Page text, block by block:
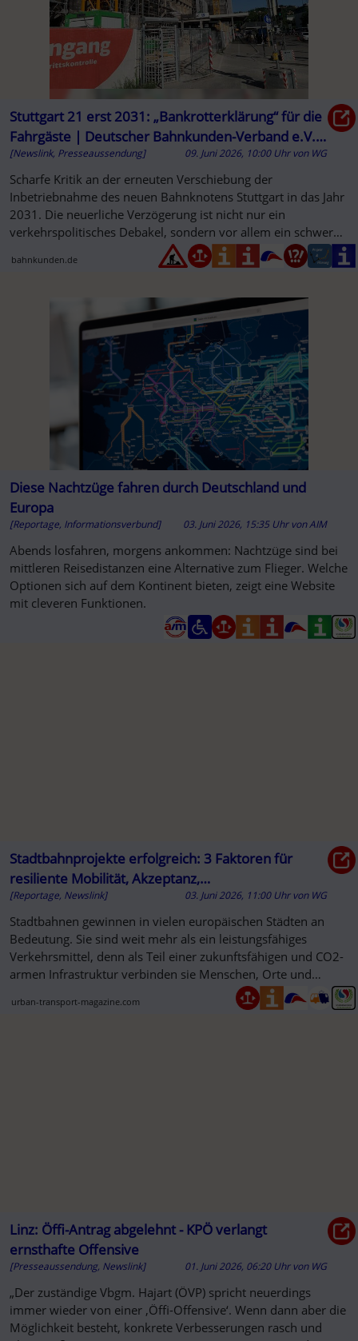
Stuttgart 21 erst 2031: „Bankrotterklärung“ für die
Fahrgäste | Deutscher Bahnkunden-Verband e.V. –
DBV
[Newslink, Presseaussendung] 09. Juni 2026, 10:00 Uhr von WG
Scharfe Kritik an der erneuten Verschiebung der
Inbetriebnahme des neuen Bahnknotens Stuttgart in das Jahr
2031. Die neuerliche Verzögerung ist nicht nur ein
verkehrspolitisches Debakel, sondern vor allem ein schwerer
bahnkunden.de
Diese Nachtzüge fahren durch Deutschland und
Europa
[Reportage, Informationsverbund] 03. Juni 2026, 15:35 Uhr vonAIM
Abends losfahren, morgens ankommen: Nachtzüge sind bei
mittleren Reisedistanzen eine Alternative zum Flieger. Welche
Optionen sich auf dem Kontinent bieten, zeigt eine Website
mit cleveren Funktionen.
Stadtbahnprojekte erfolgreich: 3 Faktoren für
resiliente Mobilität, Akzeptanz,
Umsetzungssicherheit - Urban Transport Magazine
[Reportage, Newslink] 03. Juni 2026, 11:00 Uhr von WG
Stadtbahnen gewinnen in vielen europäischen Städten an
Bedeutung. Sie sind weit mehr als ein leistungsfähiges
Verkehrsmittel, denn als Teil einer zukunftsfähigen und CO2-
armen Infrastruktur verbinden sie Menschen, Orte und
urban-transport-magazine.com
Linz: Öffi-Antrag abgelehnt - KPÖ verlangt
ernsthafte Offensive
[Presseaussendung, Newslink] 01. Juni 2026, 06:20 Uhr von WG
„Der zuständige Vbgm. Hajart (ÖVP) spricht neuerdings
immer wieder von einer ‚Öffi-Offensive‘. Wenn dann aber die
Möglichkeit besteht, konkrete Verbesserungen rasch und